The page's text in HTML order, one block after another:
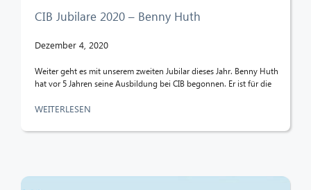
CIB Jubilare 2020 – Benny Huth
Dezember 4, 2020
Weiter geht es mit unserem zweiten Jubilar dieses Jahr. Benny Huth
hat vor 5 Jahren seine Ausbildung bei CIB begonnen. Er ist für die
WEITERLESEN